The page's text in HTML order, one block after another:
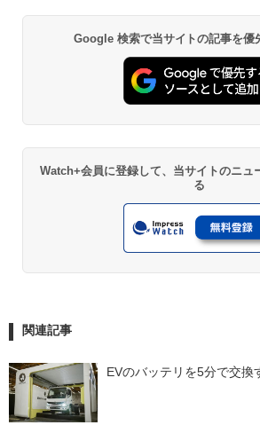
Google 検索で当サイトの記事を優
Watch+会員に登録して、当サイトのニュ
る
関連記事
EVのバッテリを5分で交換